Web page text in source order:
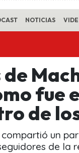
NOTICIAS
de
fue
de
un
de la